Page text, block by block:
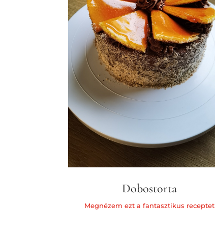
Dobostorta
Megnézem ezt a fantasztikus receptet